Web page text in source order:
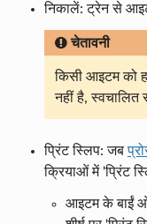
निकालें: ट्रेन से
चेतावनी
किसी आइटम को
नहीं है, स्वचालित
प्रिंट स्लिप: जब
क्रियाओं में 'प्रिंट
आइटम के बाईं